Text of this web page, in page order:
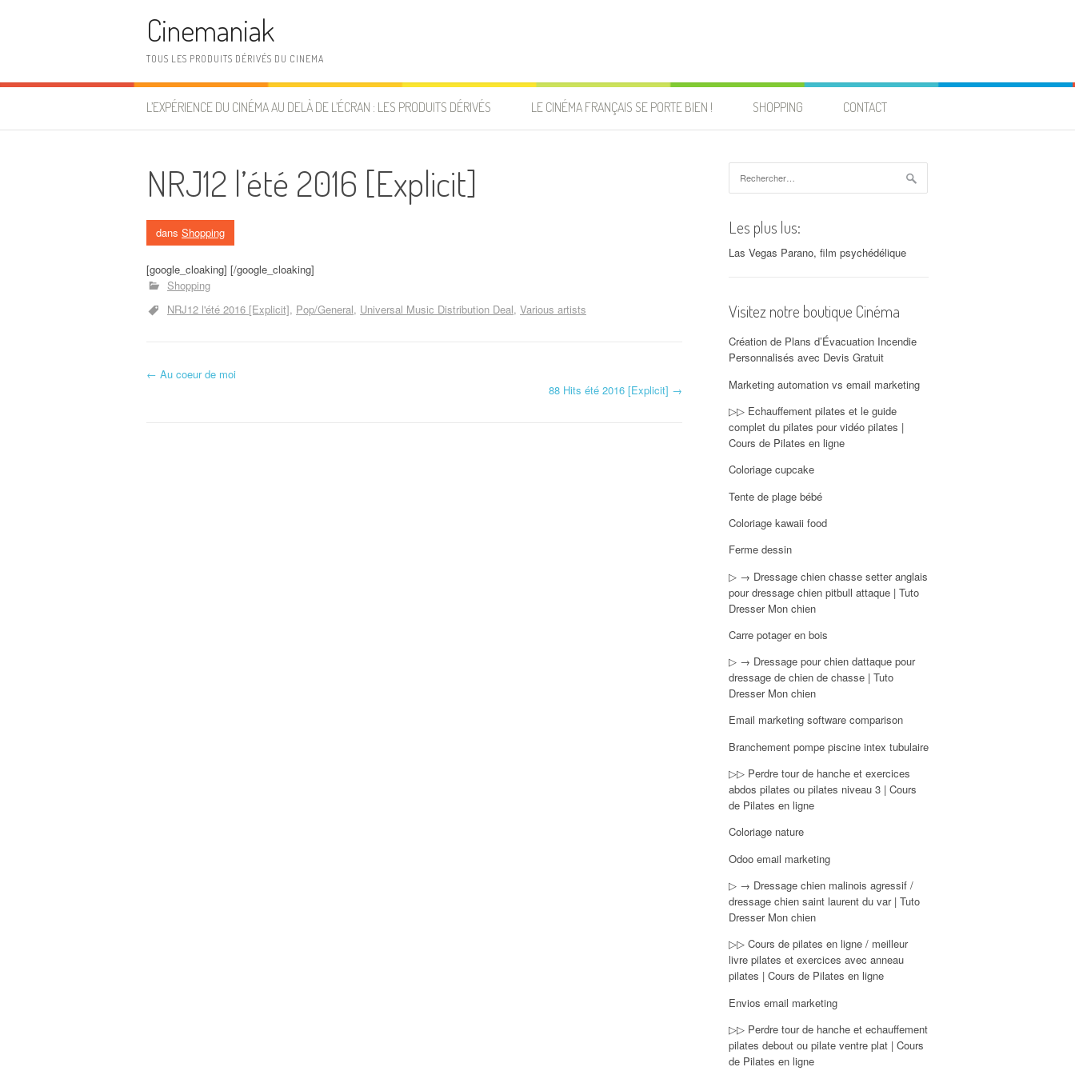
Cinemaniak
TOUS LES PRODUITS DÉRIVÉS DU CINEMA
L’EXPÉRIENCE DU CINÉMA AU DELÀ DE L’ÉCRAN : LES PRODUITS DÉRIVÉS LE CINÉMA FRANÇAIS SE PORTE BIEN ! SHOPPING CONTACT
NRJ12 l’été 2016 [Explicit]
dans Shopping
[google_cloaking] [/google_cloaking]
Shopping
NRJ12 l'été 2016 [Explicit] Pop/General Universal Music Distribution Deal Various artists
← Au coeur de moi
88 Hits été 2016 [Explicit] →
Les plus lus:
Las Vegas Parano, film psychédélique
Visitez notre boutique Cinéma
Création de Plans d’Évacuation Incendie
Personnalisés avec Devis Gratuit
Marketing automation vs email marketing
▷▷ Echauffement pilates et le guide
complet du pilates pour vidéo pilates |
Cours de Pilates en ligne
Coloriage cupcake
Tente de plage bébé
Coloriage kawaii food
Ferme dessin
▷ → Dressage chien chasse setter anglais
pour dressage chien pitbull attaque | Tuto
Dresser Mon chien
Carre potager en bois
▷ → Dressage pour chien dattaque pour
dressage de chien de chasse | Tuto
Dresser Mon chien
Email marketing software comparison
Branchement pompe piscine intex tubulaire
▷▷ Perdre tour de hanche et exercices
abdos pilates ou pilates niveau 3 | Cours
de Pilates en ligne
Coloriage nature
Odoo email marketing
▷ → Dressage chien malinois agressif /
dressage chien saint laurent du var | Tuto
Dresser Mon chien
▷▷ Cours de pilates en ligne / meilleur
livre pilates et exercices avec anneau
pilates | Cours de Pilates en ligne
Envios email marketing
▷▷ Perdre tour de hanche et echauffement
pilates debout ou pilate ventre plat | Cours
de Pilates en ligne